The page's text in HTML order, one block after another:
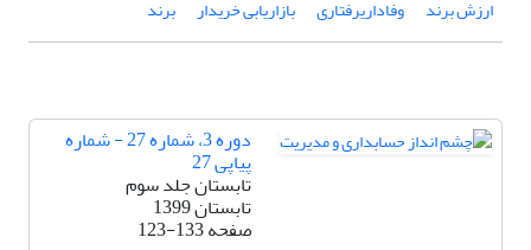
ارزش برند
وفاداریرفتاری بازاریابی خریدار برند
دوره 3، شماره 27 - شماره
پیاپی 27
تابستان جلد سوم
تابستان 1399
صفحه123-133